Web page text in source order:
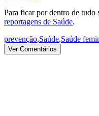
Para ficar por dentro de tudo
reportagens de Saúde.
prevenção,Saúde,Saúde
Ver Comentários